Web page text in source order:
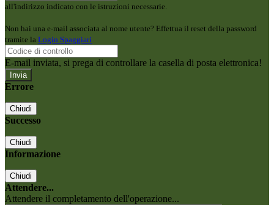
all'indirizzo indicato con le istruzioni necessarie.
Non hai una e-mail associata al nome utente? Effettua il reset della password
tramite la Login Spaggiari
E-mail inviata, si prega di controllare la casella di posta elettronica!
Errore
Chiudi
Successo
Chiudi
Informazione
Chiudi
Attendere...
Attendere il completamento dell'operazione...